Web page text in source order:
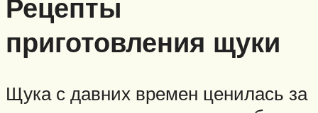
Рецепты
приготовления щуки
Щука с давних времен ценилась за